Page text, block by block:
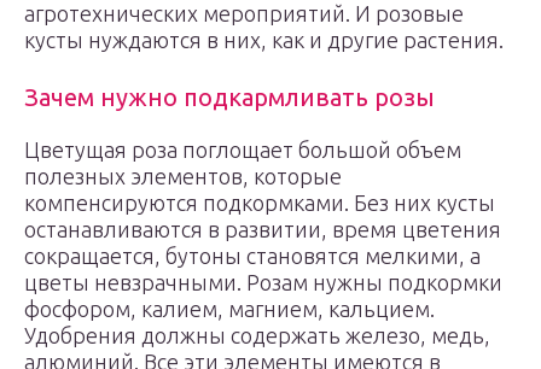
агротехнических мероприятий. И розовые
кусты нуждаются в них, как и другие растения.
Зачем нужно подкармливать розы
Цветущая роза поглощает большой объем
полезных элементов, которые
компенсируются подкормками. Без них кусты
останавливаются в развитии, время цветения
сокращается, бутоны становятся мелкими, а
цветы невзрачными. Розам нужны подкормки
фосфором, калием, магнием, кальцием.
Удобрения должны содержать железо, медь,
алюминий. Все эти элементы имеются в